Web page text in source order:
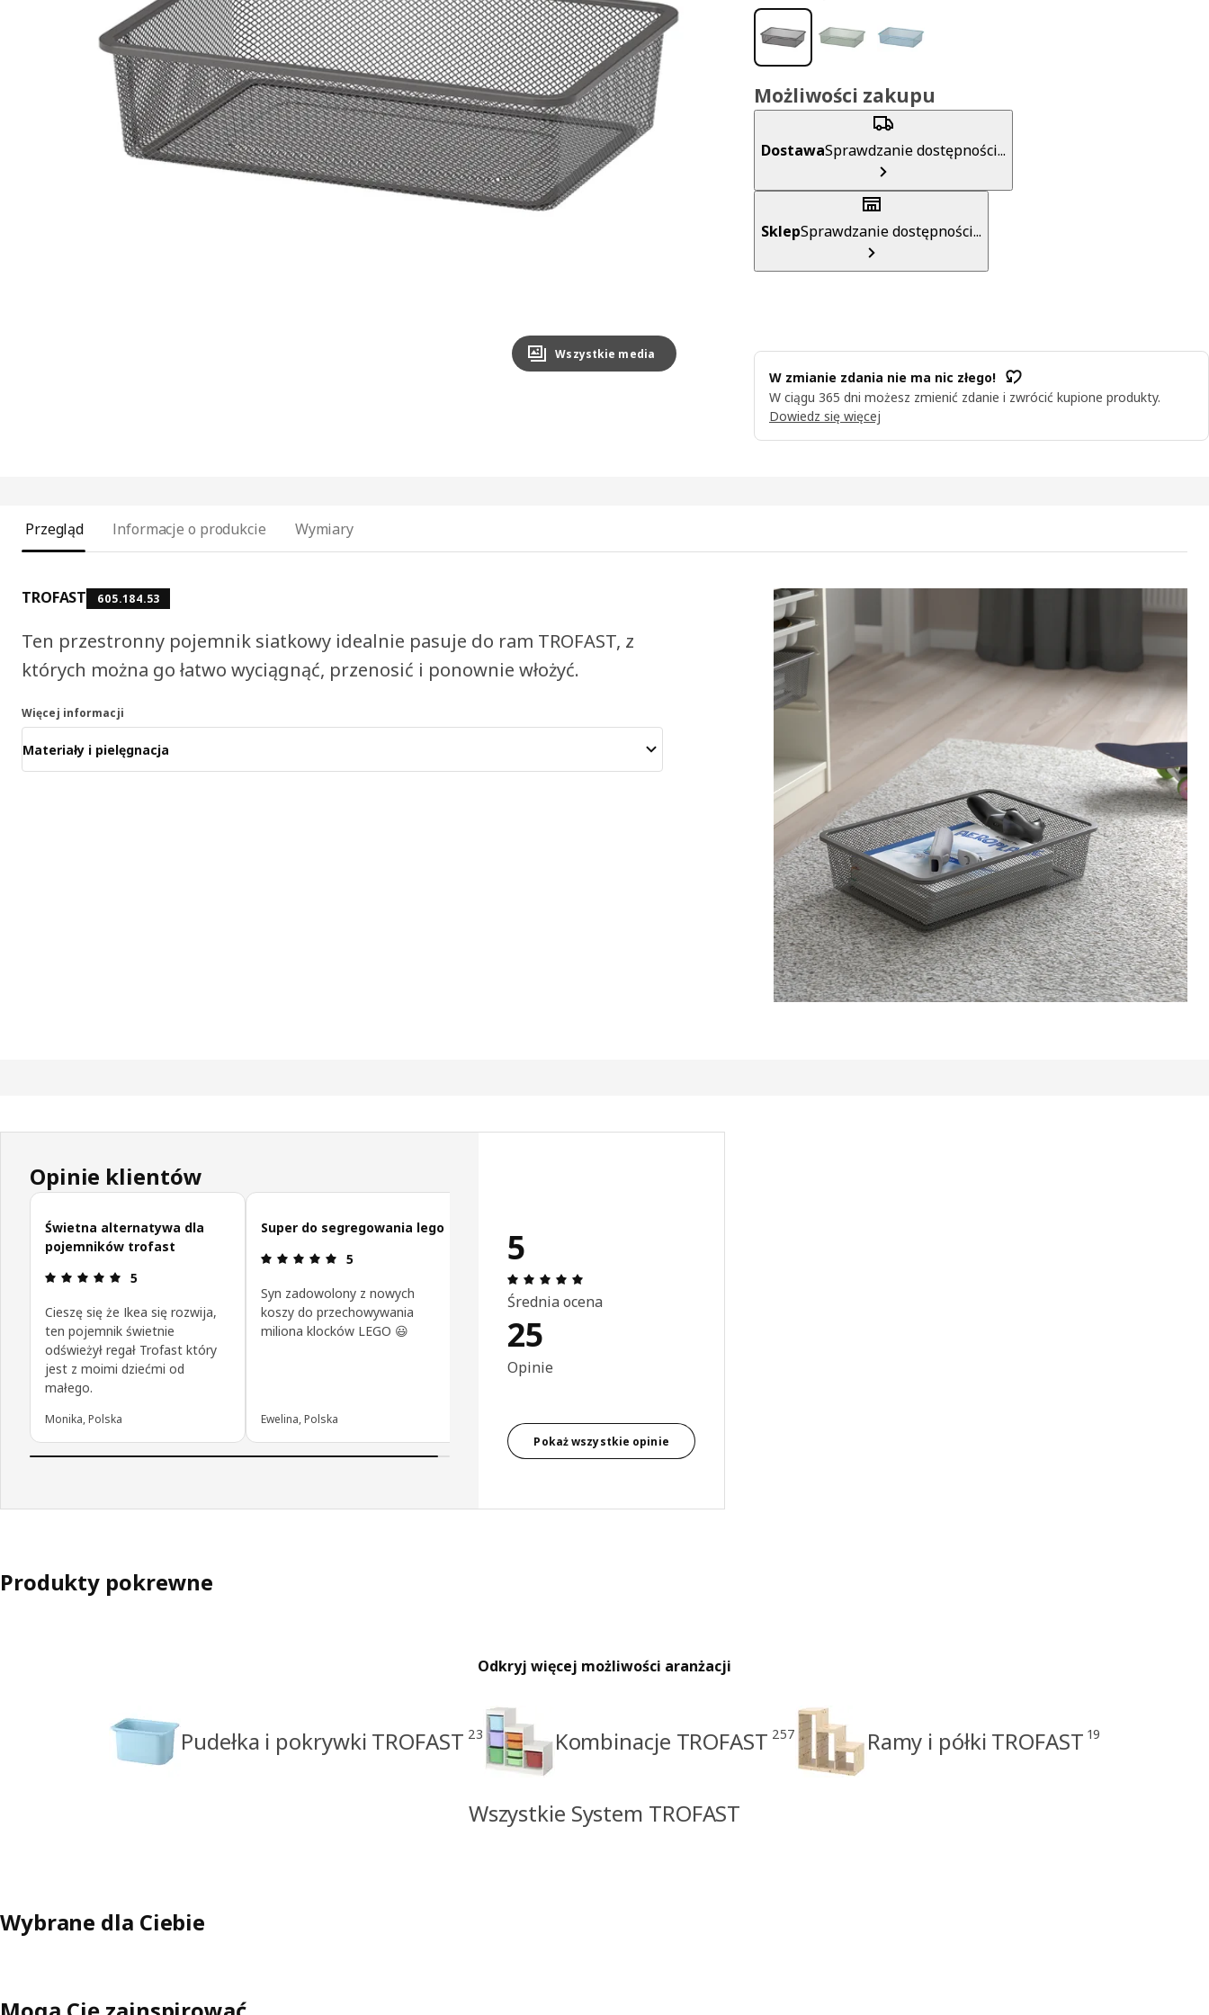
Image zoomed out, normal view
Wszystkie media
Możliwości zakupu
DostawaSprawdzanie dostępności...
SklepSprawdzanie dostępności...
W zmianie zdania nie ma nic złego!
W ciągu 365 dni możesz zmienić zdanie i zwrócić kupione produkty.
Dowiedz się więcej
Przegląd Informacje o produkcie Wymiary
TROFAST 605.184.53
Ten przestronny pojemnik siatkowy idealnie pasuje do ram TROFAST, z
których można go łatwo wyciągnąć, przenosić i ponownie włożyć.
Więcej informacji
Materiały i pielęgnacja
Opinie klientów
Pomiń opinie klientów
Świetna alternatywa dla
pojemników trofast
Opinia: 5 na 5 gwiazdki.
5
Cieszę się że Ikea się rozwija,
ten pojemnik świetnie
odświeżył regał Trofast który
jest z moimi dziećmi od
małego.
Monika, Polska
Super do segregowania lego
Opinia: 5 na 5 gwiazdki.
5
Syn zadowolony z nowych
koszy do przechowywania
miliona klocków LEGO 😃
Ewelina, Polska
5
Średnia ocena
25
Opinie
Pokaż wszystkie opinie
Produkty pokrewne
Odkryj więcej możliwości aranżacji
Pudełka i pokrywki TROFAST 23 Kombinacje TROFAST 257 Ramy i półki TROFAST 19
Wszystkie System TROFAST
Wybrane dla Ciebie